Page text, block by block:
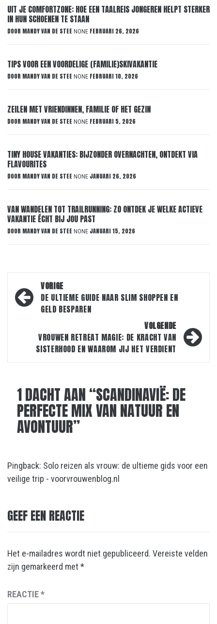
UIT JE COMFORTZONE: HOE EEN TAALREIS JONGEREN HELPT STERKER
IN HUN SCHOENEN TE STAAN
DOOR MANDY VAN DE STEE NONE FEBRUARI 26, 2026
TIPS VOOR EEN VOORDELIGE (FAMILIE)SKIVAKANTIE
DOOR MANDY VAN DE STEE NONE FEBRUARI 10, 2026
ZEILEN MET VRIENDINNEN, FAMILIE OF HET GEZIN
DOOR MANDY VAN DE STEE NONE FEBRUARI 5, 2026
TINY HOUSE VAKANTIES: BIJZONDER OVERNACHTEN, ONTDEKT VIA
FLAVOURITES
DOOR MANDY VAN DE STEE NONE JANUARI 26, 2026
VAN WANDELEN TOT TRAILRUNNING: ZO ONTDEK JE WELKE ACTIEVE
VAKANTIE ÉCHT BIJ JOU PAST
DOOR MANDY VAN DE STEE NONE JANUARI 15, 2026
Bericht
navigatie
VORIGE
DE ULTIEME GUIDE NAAR SLIM SHOPPEN EN
GELD BESPAREN
VOLGENDE
VROUWEN RETREAT MAGIE: DE KRACHT VAN
SISTERHOOD EN WAAROM JIJ HET VERDIENT
1 DACHT AAN “SCANDINAVIË: DE
PERFECTE MIX VAN NATUUR EN
AVONTUUR”
Pingback: Solo reizen als vrouw: de ultieme gids voor een
veilige trip - voorvrouwenblog.nl
GEEF EEN REACTIE
Het e-mailadres wordt niet gepubliceerd. Vereiste velden
zijn gemarkeerd met *
REACTIE*